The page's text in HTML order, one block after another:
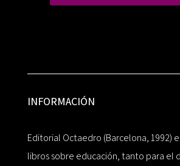
INFORMACIÓN
Editorial Octaedro (Barcelona, 1992)
libros sobre educación, tanto para el